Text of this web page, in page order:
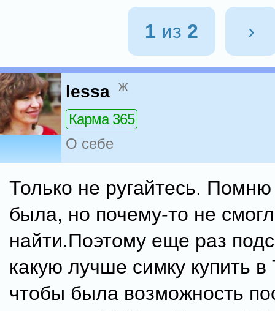
1 из 2 ›
lessa ж
Карма 365
О себе
Только не ругайтесь.
была, но почему-то не
найти.Поэтому еще раз
какую лучше симку купить
чтобы была возможность